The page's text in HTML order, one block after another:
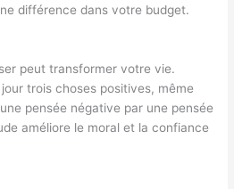
différence dans votre budget.
peut transformer votre vie.
trois choses positives, même
pensée négative par une pensée
améliore le moral et la confiance